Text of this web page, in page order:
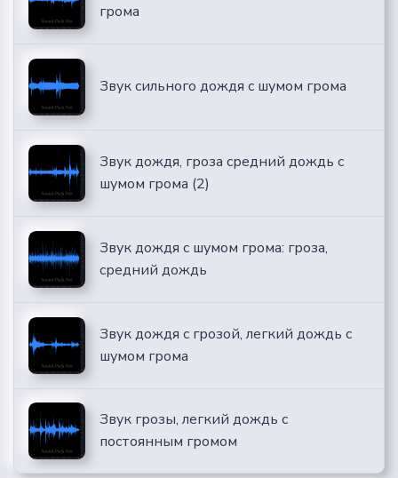
грома
Звук сильного дождя с шумом грома
Звук дождя, гроза средний дождь с
шумом грома (2)
Звук дождя с шумом грома: гроза,
средний дождь
Звук дождя с грозой, легкий дождь с
шумом грома
Звук грозы, легкий дождь с
постоянным громом